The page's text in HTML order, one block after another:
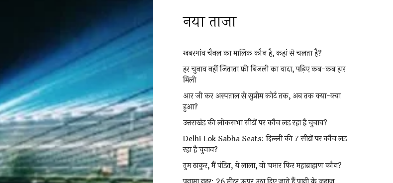
नया ताजा
खबरगांव चैनल का मालिक कौन है, कहां से चलता है?
हर चुनाव नहीं जिताता फ्री बिजली का वादा, पढ़िए कब-कब हार
मिली
आर जी कर अस्पताल से सुप्रीम कोर्ट तक, अब तक क्या-क्या
हुआ?
उत्तराखंड की लोकसभा सीटों पर कौन लड़ रहा है चुनाव?
Delhi Lok Sabha Seats: दिल्ली की 7 सीटों पर कौन लड़
रहा है चुनाव?
तुम ठाकुर, मैं पंडित, ये लाला, वो चमार फिर महाब्राह्मण कौन?